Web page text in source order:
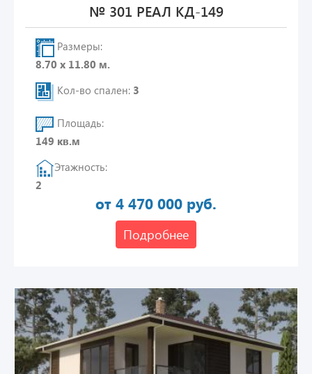
№ 301 РЕАЛ КД-149
Размеры:
8.70 х 11.80 м.
Кол-во спален: 3
Площадь:
149 кв.м
Этажность:
2
от 4 470 000 руб.
Подробнее